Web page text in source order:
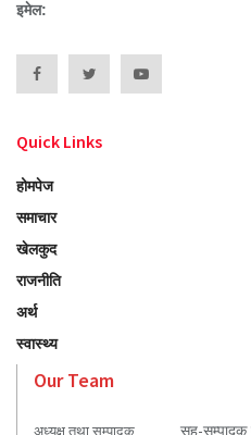
इमेल:
Quick Links
होमपेज
समाचार
खेलकुद
राजनीति
अर्थ
स्वास्थ्य
Our Team
अध्यक्ष तथा सम्पादक सह-सम्पादक